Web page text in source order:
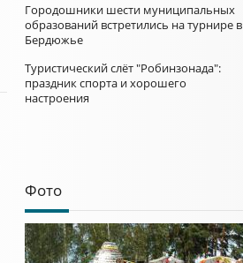
Городошники шести муниципальных
образований встретились на турнире в
Бердюжье
Туристический слёт "Робинзонада":
праздник спорта и хорошего
настроения
Фото